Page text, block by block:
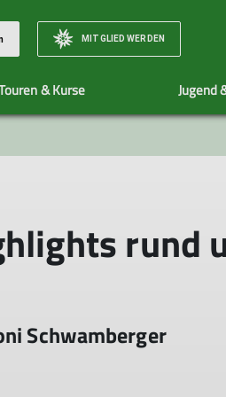
MITGLIED WERDEN
Unser Team
Jugendleiter*innen
Skischule
Wir stellen uns vor
& Kurse
Organisatorisches zu Touren
Jugend
Team
rund
Schwamberger